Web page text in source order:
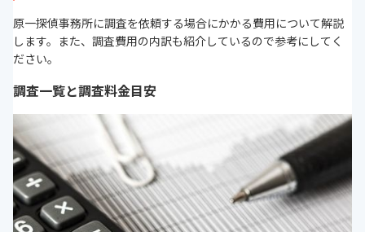
原一探偵事務所に調査を依頼する場合にかかる費用について解説
します。また、調査費用の内訳も紹介しているので参考にしてく
ださい。
調査一覧と調査料金目安